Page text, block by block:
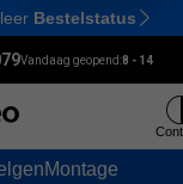
Ctrl
Bestelstatus
Vandaag geopend:8 - 14
Montage